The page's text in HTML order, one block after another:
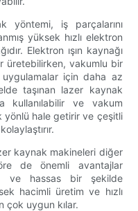
yöntemi, iş parçalarını
yüksek hızlı elektron
Elektron ışın kaynağı
üretebilirken, vakumlu bir
için daha az
taşınan lazer kaynak
kullanılabilir ve vakum
yönlü hale getirir ve çeşitli
kaynak makineleri diğer
de önemli avantajlar
ve hassas bir şekilde
hacimli üretim ve hızlı
çok uygun kılar.